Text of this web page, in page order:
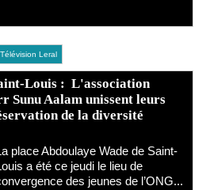
Télévision Leral
Louis : L'association
Sunu Aalam unissent leurs
de la diversité
place Abdoulaye Wade de Saint-
a été ce jeudi le lieu de
des jeunes de l’ONG...